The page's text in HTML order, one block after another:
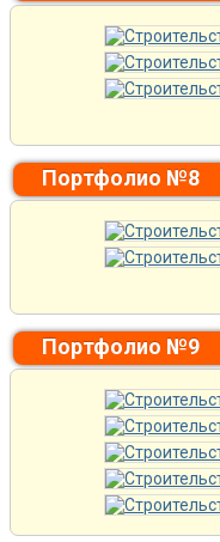
Портфолио №8
Портфолио №9